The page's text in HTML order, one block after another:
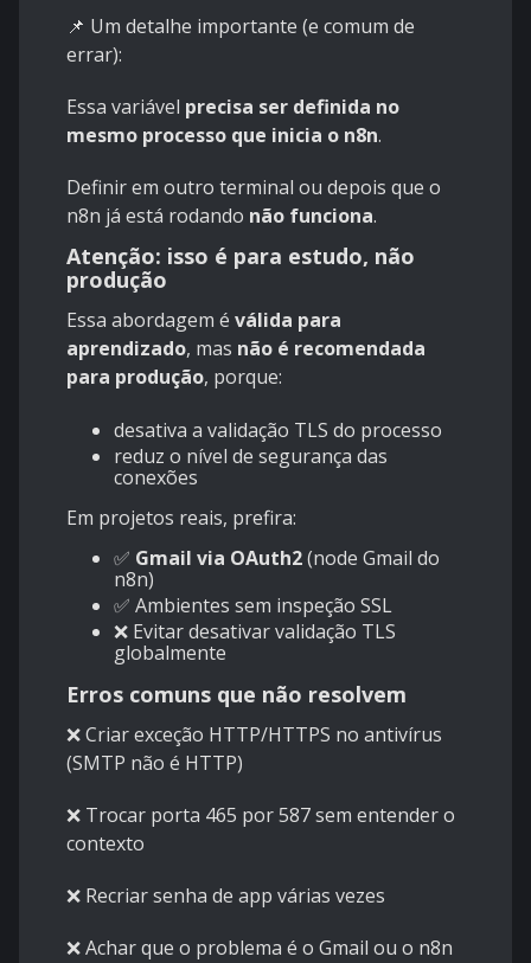
📌 Um detalhe importante (e comum de
errar):
Essa variável precisa ser definida no
mesmo processo que inicia o n8n.
Definir em outro terminal ou depois que o
n8n já está rodando não funciona.
Atenção: isso é para estudo, não
produção
Essa abordagem é válida para
aprendizado, mas não é recomendada
para produção, porque:
desativa a validação TLS do processo
reduz o nível de segurança das
conexões
Em projetos reais, prefira:
✅ Gmail via OAuth2(node Gmail do
n8n)
✅ Ambientes sem inspeção SSL
❌ Evitar desativar validação TLS
globalmente
Erros comuns que não resolvem
❌ Criar exceção HTTP/HTTPS no antivírus
(SMTP não é HTTP)
❌ Trocar porta 465 por 587 sem entender o
contexto
❌ Recriar senha de app várias vezes
❌ Achar que o problema é o Gmail ou o n8n